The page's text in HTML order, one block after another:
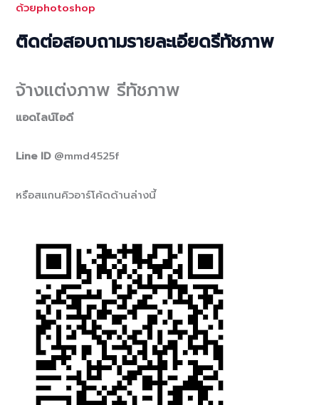
ด้วยphotoshop
ติดต่อสอบถามรายละเอียดรีทัชภาพ
จ้างแต่งภาพ รีทัชภาพ
แอดไลน์ไอดี
Line ID @mmd4525f
หรือสแกนคิวอาร์โค้ดด้านล่างนี้